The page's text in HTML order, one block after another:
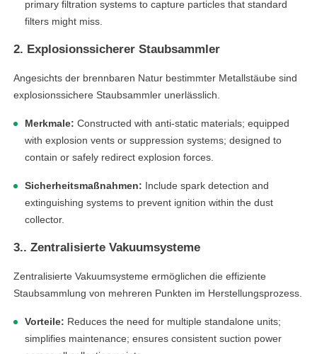
primary filtration systems to capture particles that standard
filters might miss.
2. Explosionssicherer Staubsammler
Angesichts der brennbaren Natur bestimmter Metallstäube sind
explosionssichere Staubsammler unerlässlich.
Merkmale: Constructed with anti-static materials; equipped
with explosion vents or suppression systems; designed to
contain or safely redirect explosion forces.
Sicherheitsmaßnahmen: Include spark detection and
extinguishing systems to prevent ignition within the dust
collector.
3.. Zentralisierte Vakuumsysteme
Zentralisierte Vakuumsysteme ermöglichen die effiziente
Staubsammlung von mehreren Punkten im Herstellungsprozess.
Vorteile: Reduces the need for multiple standalone units;
simplifies maintenance; ensures consistent suction power